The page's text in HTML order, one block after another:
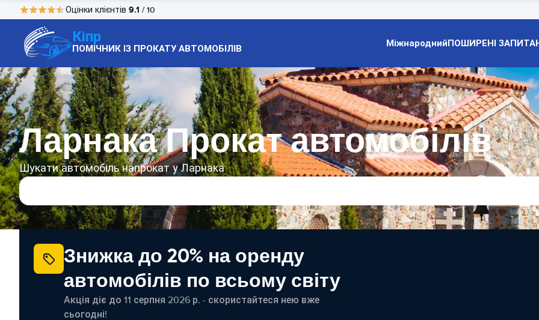
Оцінки клієнтів 9.1 / 10
Кіпр
ПОМІЧНИК ІЗ ПРОКАТУ АВТОМОБІЛІВ МіжнароднийПОШИРЕНІ
Ларнака Прокат автомобілів
Шукати автомобіль напрокат у Ларнака
Знижка до 20% на оренду
автомобілів по всьому світу
Акція діє до 11 серпня 2026 р. - скористайтеся нею вже
сьогодні!